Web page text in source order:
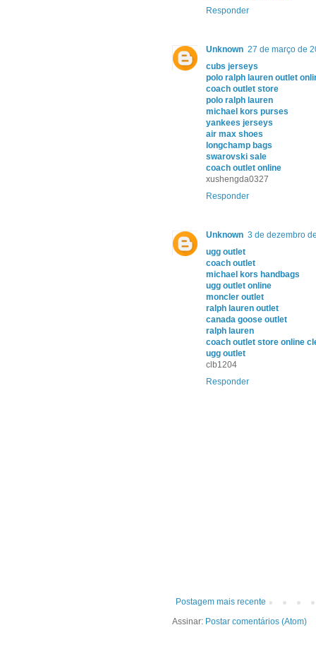
Responder
Unknown 27 de março de
cubs jerseys
polo ralph lauren outlet
coach outlet store
polo ralph lauren
michael kors purses
yankees jerseys
air max shoes
longchamp bags
swarovski sale
coach outlet online
xushengda0327
Responder
Unknown 3 de dezembro
ugg outlet
coach outlet
michael kors handbags
ugg outlet online
moncler outlet
ralph lauren outlet
canada goose outlet
ralph lauren
coach outlet store online
ugg outlet
clb1204
Responder
Postagem mais recente
Assinar: Postar comentários (Atom)